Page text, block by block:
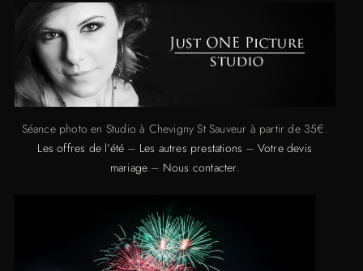
Séance photo en Studio à Chevigny St Sauveur à partir de 35€.
Les offres de l’été – Les autres prestations – Votre devis
mariage – Nous contacter.